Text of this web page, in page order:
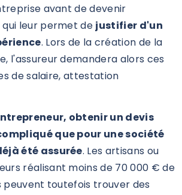
avant de devenir
leur permet de justifier d'un
. Lors de la création de la
l'assureur demandera alors ces
de salaire, attestation
obtenir un devis
que pour une société
été assurée. Les artisans ou
réalisant moins de 70 000 € de
toutefois trouver des